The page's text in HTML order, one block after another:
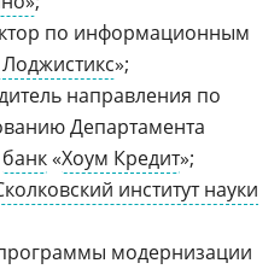
по информационным
»;
направления по
Департамента
банк «Хоум Кредит»;
институт науки
модернизации